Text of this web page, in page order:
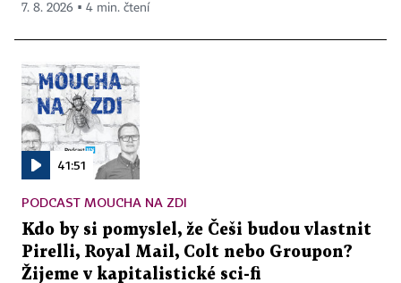
7. 8. 2026 ▪ 4 min. čtení
41:51
PODCAST MOUCHA NA ZDI
Kdo by si pomyslel, že Češi budou vlastnit
Pirelli, Royal Mail, Colt nebo Groupon?
Žijeme v kapitalistické sci-fi